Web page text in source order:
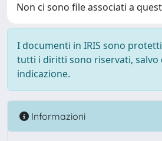
Non ci sono file associati a
I documenti in IRIS sono
tutti i diritti sono riservati, salvo
indicazione.
Informazioni